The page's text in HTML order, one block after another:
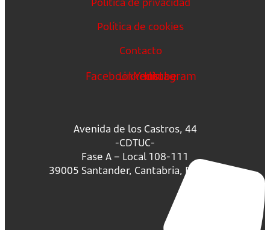
Política de cookies
Contacto
FacebookLinkedin
Youtube
Instagram
Avenida de los Castros, 44
-CDTUC-
Fase A – Local 108-111
39005 Santander, Cantabria, España.